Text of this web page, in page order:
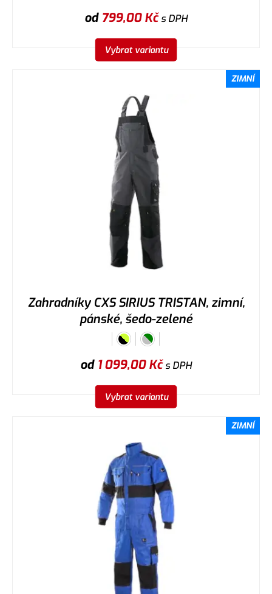
od 799,00Kčs DPH
Vybrat variantu
ZIMNÍ
Zahradníky CXS SIRIUS TRISTAN, zimní,
pánské, šedo-zelené
od 1 099,00Kčs DPH
Vybrat variantu
ZIMNÍ